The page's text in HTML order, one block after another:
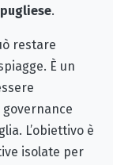
.
restare
È un
L’obiettivo è
isolate per